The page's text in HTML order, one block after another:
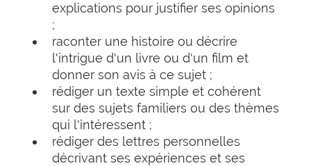
explications pour justifier ses opinions
;
raconter une histoire ou décrire
l'intrigue d'un livre ou d'un film et
donner son avis à ce sujet ;
rédiger un texte simple et cohérent
sur des sujets familiers ou des thèmes
qui l'intéressent ;
rédiger des lettres personnelles
décrivant ses expériences et ses